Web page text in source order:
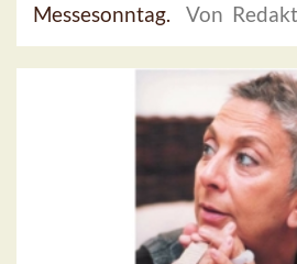
Messesonntag.
Von